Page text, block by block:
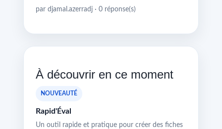
par djamal.azerradj · 0 réponse(s)
À découvrir en ce moment
NOUVEAUTÉ
Rapid'Éval
Un outil rapide et pratique pour créer des fiches